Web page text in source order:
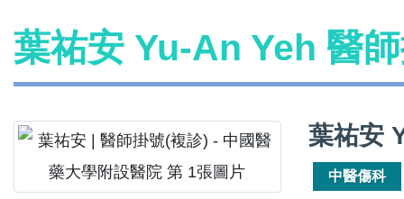
葉祐安 Yu-An Yeh 醫
葉祐安
中醫傷科